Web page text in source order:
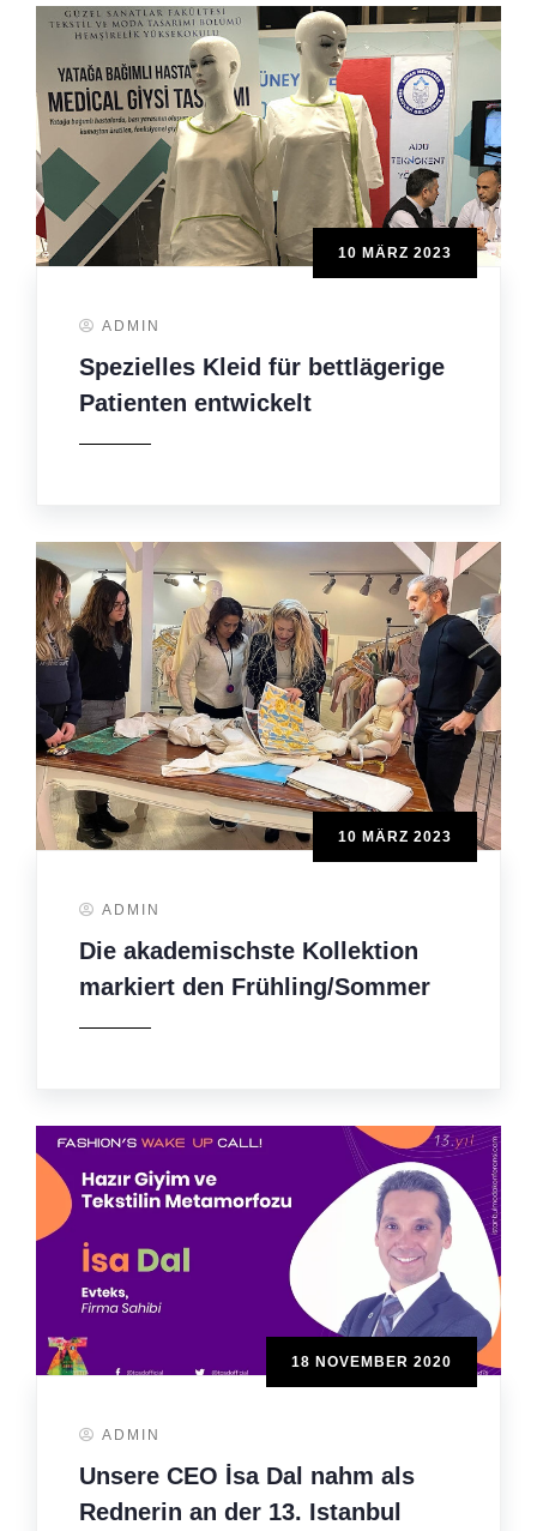
10 MÄRZ 2023
ADMIN
Spezielles Kleid für bettlägerige
Patienten entwickelt
10 MÄRZ 2023
ADMIN
Die akademischste Kollektion
markiert den Frühling/Sommer
18 NOVEMBER 2020
ADMIN
Unsere CEO İsa Dal nahm als
Rednerin an der 13. Istanbul